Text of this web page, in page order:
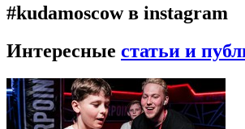
#kudamoscow в instagram
Интересные статьи и